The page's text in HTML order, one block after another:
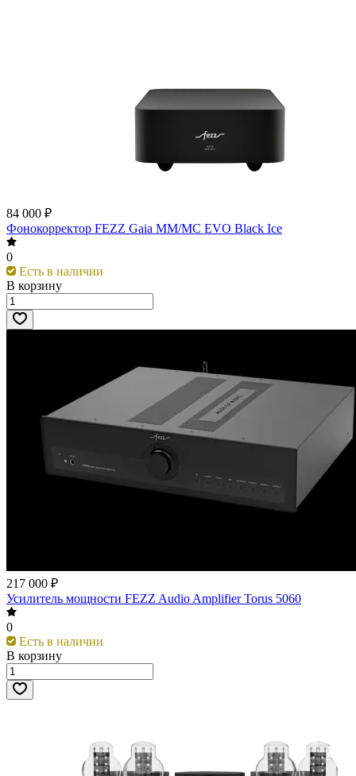
84 000 ₽
Фонокорректор FEZZ Gaia MM/MC EVO Black Ice
0
Есть в наличии
В корзину
217 000 ₽
Усилитель мощности FEZZ Audio Amplifier Torus 5060
0
Есть в наличии
В корзину